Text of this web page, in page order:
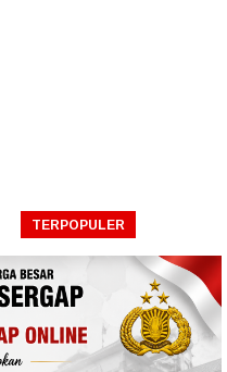
TERPOPULER